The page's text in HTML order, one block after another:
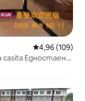
Средна
4,96 (109)
Едностаен